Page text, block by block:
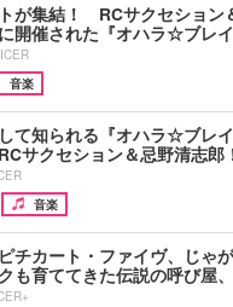
が集結！ RCサクセション
開催された『オハラ☆ブレ
音楽
て知られる『オハラ☆ブレ
サクセション＆忌野清志
音楽
チカート・ファイヴ、じゃ
も育ててきた伝説の呼び屋